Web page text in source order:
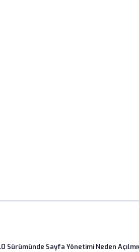
Sürümünde Sayfa Yönetimi Neden